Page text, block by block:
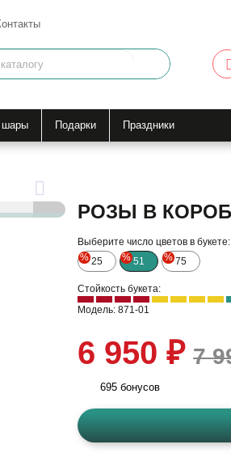
шары Подарки Праздники
РОЗЫ В
Выберите число цветов в букете:
% 25 % 51 % 75
Стойкость букета:
Модель: 871-01
6 950 ₽ 7
695 бонусов